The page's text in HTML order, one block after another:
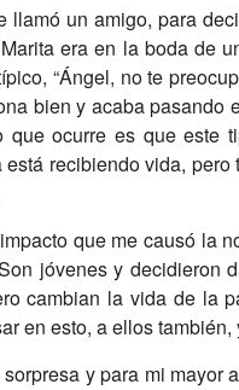
llamó un amigo, para
era en la boda de
“Ángel, no te
bien y acaba pasando
que ocurre es que este
recibiendo vida,
que me causó la
jóvenes y decidieron
cambian la vida de la
en esto, a ellos
y para mi